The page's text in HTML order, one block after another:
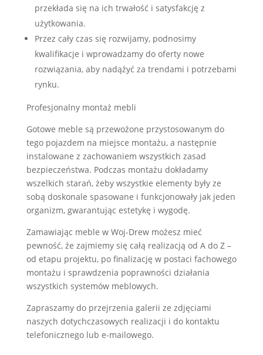
przekłada się na ich trwałość i satysfakcję z
użytkowania.
Przez cały czas się rozwijamy, podnosimy
kwalifikacje i wprowadzamy do oferty nowe
rozwiązania, aby nadążyć za trendami i potrzebami
rynku.
Profesjonalny montaż mebli
Gotowe meble są przewożone przystosowanym do
tego pojazdem na miejsce montażu, a następnie
instalowane z zachowaniem wszystkich zasad
bezpieczeństwa. Podczas montażu dokładamy
wszelkich starań, żeby wszystkie elementy były ze
sobą doskonale spasowane i funkcjonowały jak jeden
organizm, gwarantując estetykę i wygodę.
Zamawiając meble w Woj-Drew możesz mieć
pewność, że zajmiemy się całą realizacją od A do Z –
od etapu projektu, po finalizację w postaci fachowego
montażu i sprawdzenia poprawności działania
wszystkich systemów meblowych.
Zapraszamy do przejrzenia galerii ze zdjęciami
naszych dotychczasowych realizacji i do kontaktu
telefonicznego lub e-mailowego.